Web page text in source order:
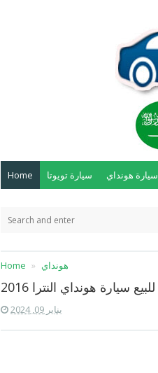
Home سيارة تويوتا سيارة هونداي
Home هونداي
للبيع سيارة هونداي النترا 2016
يناير 09, 2024